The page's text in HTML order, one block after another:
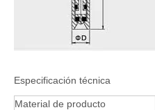
Especificación técnica
Material de producto